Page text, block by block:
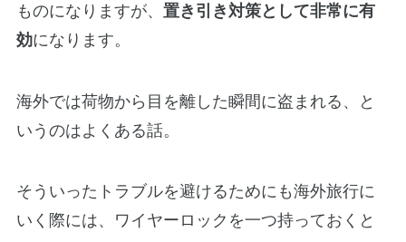
ものになりますが、 置き引き対策として非常に有
効になります。
海外では荷物から目を離した瞬間に盗まれる、と
いうのはよくある話。
そういったトラブルを避けるためにも海外旅行に
いく際には、ワイヤーロックを一つ持っておくと